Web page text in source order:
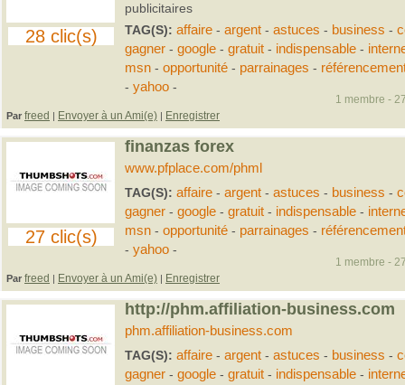
28 clic(s)
publicitaires
TAG(S): affaire- argent- astuces - business -
gagner- google- gratuit- indispensable-
msn - opportunité- parrainages -
- yahoo-
Par freed | Envoyer à un Ami(e) | Enregistrer
1 membre -
27 clic(s)
finanzas forex
www.pfplace.com/phml
TAG(S): affaire- argent- astuces - business -
gagner- google- gratuit- indispensable-
msn - opportunité- parrainages -
- yahoo-
Par freed | Envoyer à un Ami(e) | Enregistrer
1 membre -
http://phm.affiliation-business.com
phm.affiliation-business.com
TAG(S): affaire- argent- astuces - business -
gagner- google- gratuit- indispensable-